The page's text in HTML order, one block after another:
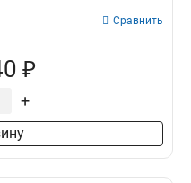
Сравнить
₽
+